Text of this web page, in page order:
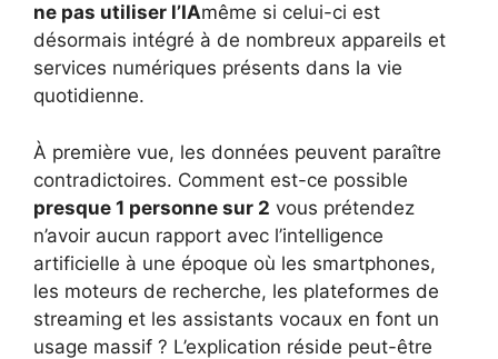
ne pas utiliser l’IAmême si celui-ci est
désormais intégré à de nombreux appareils et
services numériques présents dans la vie
quotidienne.
À première vue, les données peuvent paraître
contradictoires. Comment est-ce possible
presque 1 personne sur 2 vous prétendez
n’avoir aucun rapport avec l’intelligence
artificielle à une époque où les smartphones,
les moteurs de recherche, les plateformes de
streaming et les assistants vocaux en font un
usage massif ? L’explication réside peut-être